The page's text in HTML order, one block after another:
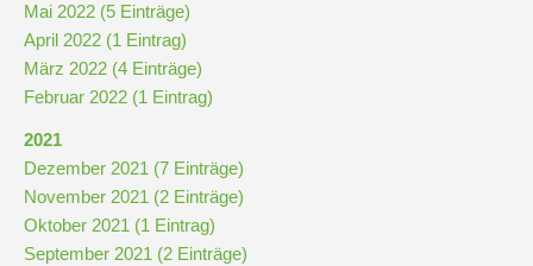
Datenschutz
Sponsoren
Mai 2022 (5 Einträge)
April 2022 (1 Eintrag)
März 2022 (4 Einträge)
Februar 2022 (1 Eintrag)
2021
Dezember 2021 (7 Einträge)
November 2021 (2 Einträge)
Oktober 2021 (1 Eintrag)
September 2021 (2 Einträge)